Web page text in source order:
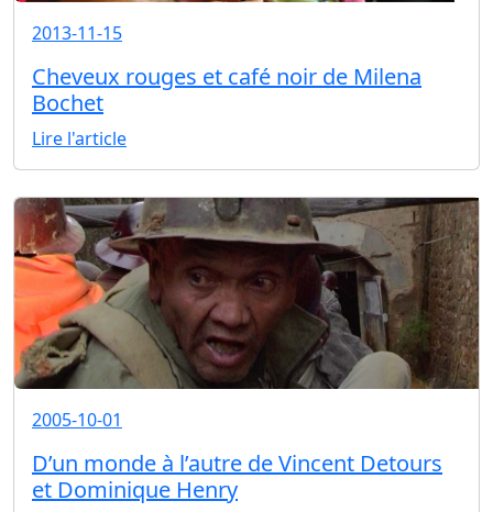
2013-11-15
Cheveux rouges et café noir de Milena
Bochet
Lire l'article
2005-10-01
D’un monde à l’autre de Vincent Detours
et Dominique Henry